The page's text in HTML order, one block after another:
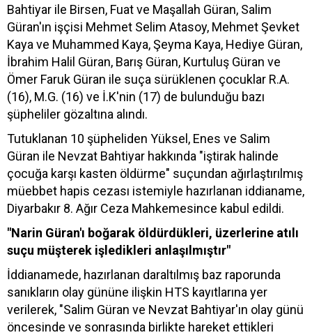
Bahtiyar ile Birsen, Fuat ve Maşallah Güran, Salim
Güran'ın işçisi Mehmet Selim Atasoy, Mehmet Şevket
Kaya ve Muhammed Kaya, Şeyma Kaya, Hediye Güran,
İbrahim Halil Güran, Barış Güran, Kurtuluş Güran ve
Ömer Faruk Güran ile suça sürüklenen çocuklar R.A.
(16), M.G. (16) ve İ.K'nin (17) de bulunduğu bazı
şüpheliler gözaltına alındı.
Tutuklanan 10 şüpheliden Yüksel, Enes ve Salim
Güran ile Nevzat Bahtiyar hakkında "iştirak halinde
çocuğa karşı kasten öldürme" suçundan ağırlaştırılmış
müebbet hapis cezası istemiyle hazırlanan iddianame,
Diyarbakır 8. Ağır Ceza Mahkemesince kabul edildi.
"Narin Güran'ı boğarak öldürdükleri, üzerlerine atılı
suçu müşterek işledikleri anlaşılmıştır"
İddianamede, hazırlanan daraltılmış baz raporunda
sanıkların olay gününe ilişkin HTS kayıtlarına yer
verilerek, "Salim Güran ve Nevzat Bahtiyar'ın olay günü
öncesinde ve sonrasında birlikte hareket ettikleri